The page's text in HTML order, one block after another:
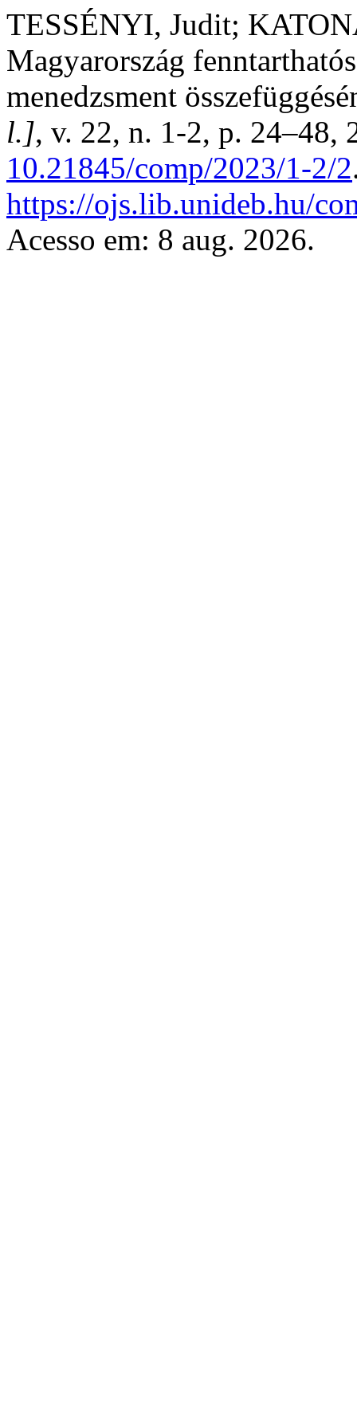
TESSÉNYI, Judit;
Magyarország
menedzsment
l.], v. 22, n. 1-2, p. 24–48,
10.21845/comp/2023/1-2/2
https://ojs.lib.unideb.hu/
Acesso em: 8 aug. 2026.